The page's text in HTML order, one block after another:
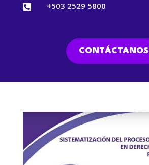
 +503 2529 5800
CONTÁCTANOS